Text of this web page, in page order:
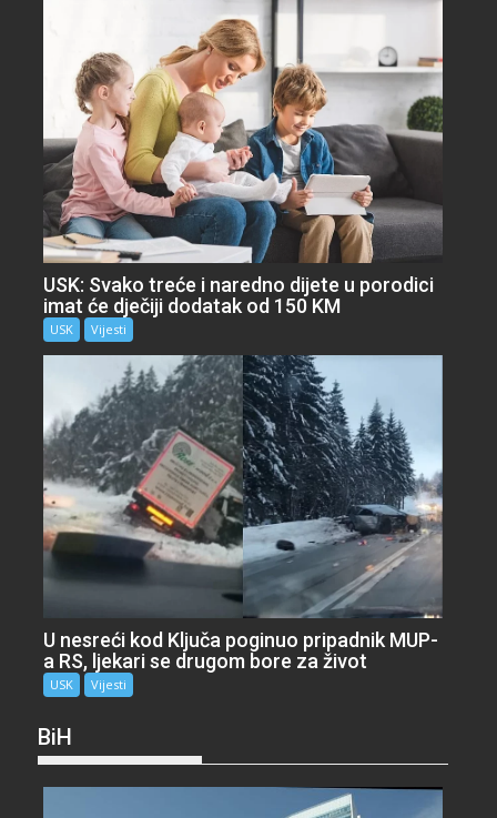
USK: Svako treće i naredno dijete u porodici
imat će dječiji dodatak od 150 KM
USK Vijesti
U nesreći kod Ključa poginuo pripadnik MUP-
a RS, ljekari se drugom bore za život
USK Vijesti
BiH